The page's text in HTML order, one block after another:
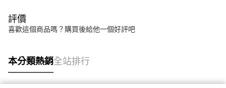
評價
喜歡這個商品嗎？購買後給他一個好評吧
本分類熱銷全站排行